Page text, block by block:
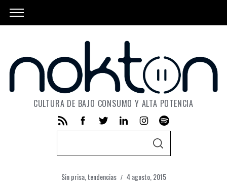
CULTURA DE BAJO CONSUMO Y ALTA POTENCIA
S
C
H
Sin prisa,tendencias 4 agosto, 2015